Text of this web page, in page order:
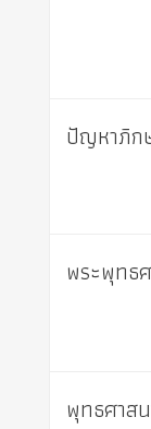
ปัญหาภิก
พระพุทธ
พุทธศาส